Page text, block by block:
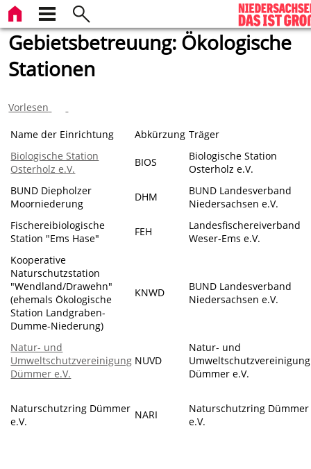
Gebietsbetreuung: Ökologische
Stationen
Vorlesen
Name der Einrichtung Abkürzung Träger
Biologische Station
Osterholz e.V.
BIOS
Biologische Station
Osterholz e.V.
BUND Diepholzer
Moorniederung
DHM
BUND Landesverband
Niedersachsen e.V.
Fischereibiologische
Station "Ems Hase"
FEH
Landesfischereiverband
Weser-Ems e.V.
Kooperative
Naturschutzstation
"Wendland/Drawehn"
(ehemals Ökologische
Station Landgraben-
Dumme-Niederung)
KNWD
BUND Landesverband
Niedersachsen e.V.
Natur- und
Umweltschutzvereinigung
Dümmer e.V.
NUVD
Natur- und
Umweltschutzvereinigung
Dümmer e.V.
Naturschutzring Dümmer
e.V.
NARI
Naturschutzring Dümmer
e.V.